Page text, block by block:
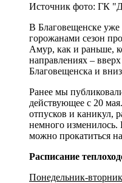
Источник фото: ГК
В Благовещенске
горожанами сезон
Амур, как и раньше,
направлениях –
Благовещенска и
Ранее мы
действующее с 20
отпусков и каникул,
немного изменилось.
можно прокатиться
Расписание
Понедельник-